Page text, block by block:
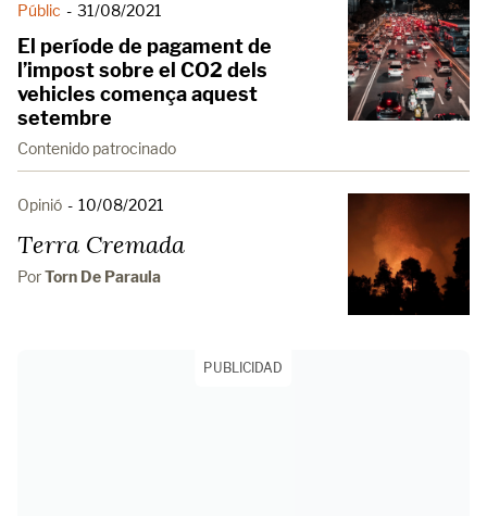
Públic - 31/08/2021
El període de pagament de
l’impost sobre el CO2 dels
vehicles comença aquest
setembre
Contenido patrocinado
Opinió - 10/08/2021
Terra Cremada
PorTorn De Paraula
PUBLICIDAD